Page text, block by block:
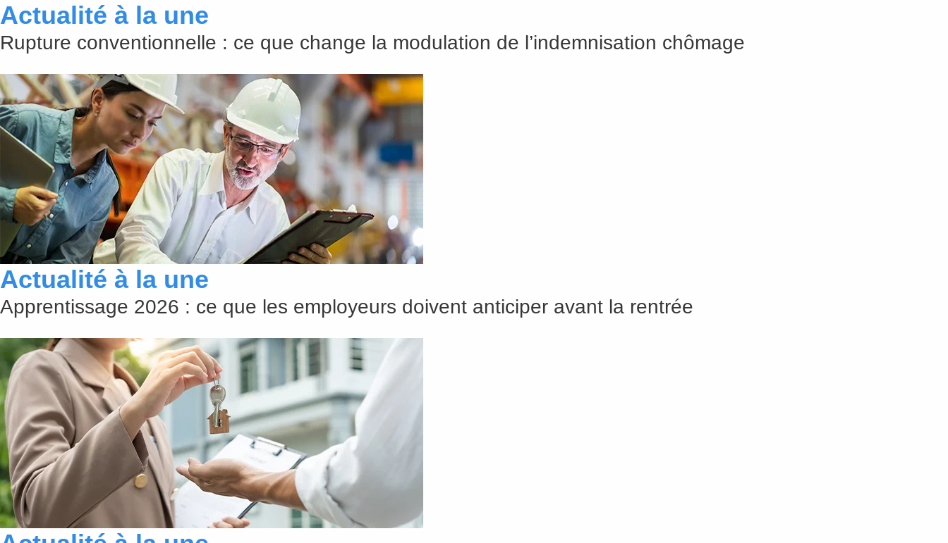
Actualité à la une
Rupture conventionnelle : ce que change la modulation de l’indemnisation chômage
Actualité à la une
Apprentissage 2026 : ce que les employeurs doivent anticiper avant la rentrée